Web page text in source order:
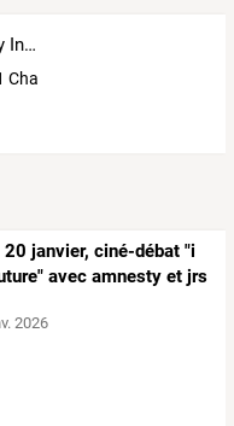
Le blog de Amnesty Int. Groupe 121 Chaville Velizy Viroflay
Velizy Viroflay
20 janvier, ciné-débat "i
avec amnesty et jrs
2026